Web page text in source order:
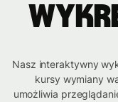
Nasz interaktywny
kursy wymiany
umożliwia